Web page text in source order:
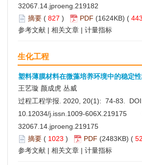
32067.14.jproeng.219182
摘要 ( 827 ) PDF (1624KB) ( 443
参考文献 | 相关文章 | 计量指标
生化工程
塑料薄膜材料在微藻培养环境中的稳定
王艺璇 颜成虎 丛威
过程工程学报. 2020, 20(1): 74-83.
10.12034/j.issn.1009-606X.219175
32067.14.jproeng.219175
摘要 ( 1023 ) PDF (2483KB) (
参考文献 | 相关文章 | 计量指标